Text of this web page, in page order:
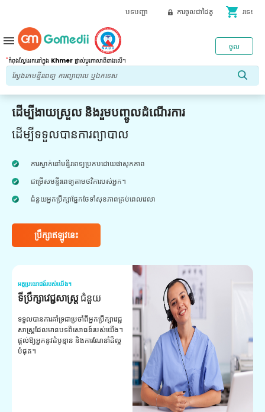
បទបញ្ជា ការចូលជាដៃគូ shopping_cart រទេះ
*កំពុងស្វែងរកនៅក្នុង Khmer ផ្លាស់ប្តូរភាសាពីខាងលើ។
ចូល
menu
ដើម្បីងាយស្រួល និងរួមបញ្ចូលដំណើរការ
ដើម្បីទទួលបានការព្យាបាល
ការស្នាក់នៅមន្ទីរពេទ្យប្រកបដោយផាសុកភាព
ជម្រើសមន្ទីរពេទ្យតាមថវិការបស់អ្នក។
ជំនួយអ្នកប្រឹក្សាផ្នែកថែទាំសុខភាពគ្រប់ពេលវេលា
ប្រឹក្សាឥឡូវនេះ
អត្ថប្រយោជន៍របស់យើង។
ទីប្រឹក្សាវេជ្ជសាស្ត្រជំនួយ
ទទួលបានការគាំទ្រជាប្រចាំពីអ្នកប្រឹក្សាវេជ្ជ
សាស្ត្រដែលមានបទពិសោធន៍របស់យើង។
ផ្តល់ឱ្យអ្នកនូវដំបូន្មាន និងការណែនាំដ៏ល្អ
បំផុត។